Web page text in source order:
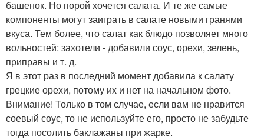
башенок. Но порой хочется салата. И те же самые
компоненты могут заиграть в салате новыми гранями
вкуса. Тем более, что салат как блюдо позволяет много
вольностей: захотели - добавили соус, орехи, зелень,
приправы и т. д.
Я в этот раз в последний момент добавила к салату
грецкие орехи, потому их и нет на начальном фото.
Внимание! Только в том случае, если вам не нравится
соевый соус, то не используйте его, просто не забудьте
тогда посолить баклажаны при жарке.